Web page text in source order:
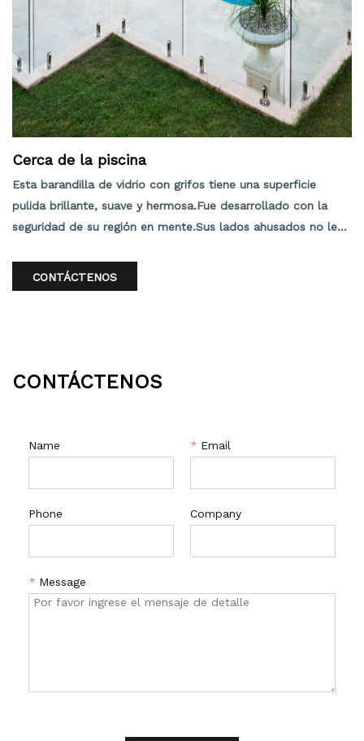
Cerca de la piscina
Esta barandilla de vidrio con grifos tiene una superficie
pulida brillante, suave y hermosa.Fue desarrollado con la
seguridad de su región en mente.Sus lados ahusados no le
pavimento.Sin pasadores que atraviesen el vidrio, sujeta el
vidrio con una fuerza de sujeción ajustable.Si el vidrio se
CONTÁCTENOS
CONTÁCTENOS
Name * Email
Phone Company
* Message